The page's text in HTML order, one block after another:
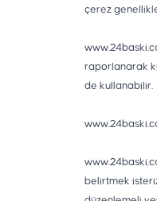
çerez
raporlanarak
de kullanabilir.
belirtmek